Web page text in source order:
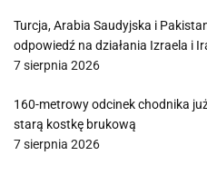
Turcja, Arabia Saudyjska i
odpowiedź na działania Izraela i
7 sierpnia 2026
160-metrowy odcinek chodnika
starą kostkę brukową
7 sierpnia 2026